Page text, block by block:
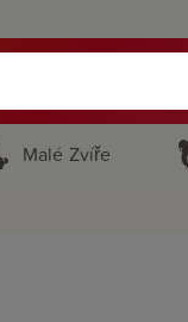
Malé Zvíře